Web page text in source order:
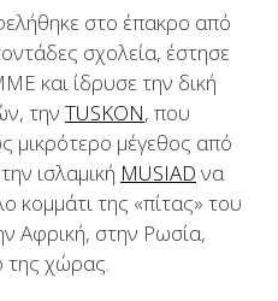
στο έπακρο από
σχολεία, έστησε
και ίδρυσε την δική
την TUSKON, που
μέγεθος από
ισλαμική MUSIAD να
κομμάτι της «πίτας» του
Αφρική, στην Ρωσία,
της χώρας.